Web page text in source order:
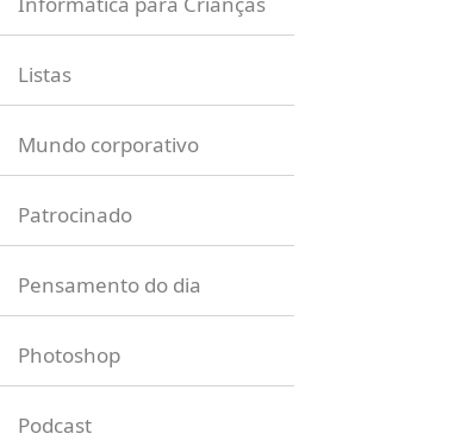
Listas
Mundo corporativo
Patrocinado
Pensamento do dia
Photoshop
Podcast